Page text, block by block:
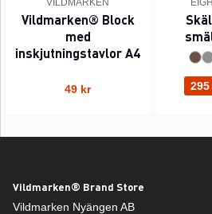
Vildmarken® Block
med
inskjutningstavlor A4
49 kr
Vildmarken® Brand Store
Vildmarken Nyängen AB